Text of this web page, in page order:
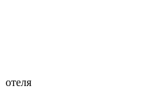
отеля